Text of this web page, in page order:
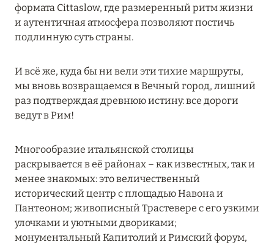
20 марта 2026
LA CARTE PREMIUM ПО ОТЕЛЮ WALDORF
ASTORIA MALDIVES ITHAAFUSHI, МАЛЬДИВЫ
Подробнее
12 ноября 2025
MANDARIN ORIENTAL JUMEIRA — SUITE
NOVEMBER
Подробнее
формата Cittaslow, где размеренный ритм жизни
и аутентичная атмосфера позволяют постичь
подлинную суть страны.
И всё же, куда бы ни вели эти тихие маршруты,
мы вновь возвращаемся в Вечный город, лишний
раз подтверждая древнюю истину: все дороги
ведут в Рим!
Многообразие итальянской столицы
раскрывается в её районах – как известных, так и
менее знакомых: это величественный
исторический центр с площадью Навона и
Пантеоном; живописный Трастевере с его узкими
улочками и уютными двориками;
монументальный Капитолий и Римский форум,